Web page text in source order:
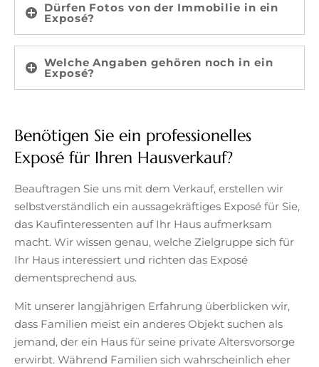
Dürfen Fotos von der Immobilie in ein
Exposé?
Welche Angaben gehören noch in ein
Exposé?
Benötigen Sie ein professionelles
Exposé für Ihren Hausverkauf?
Beauftragen Sie uns mit dem Verkauf, erstellen wir
selbstverständlich ein aussagekräftiges Exposé für Sie,
das Kaufinteressenten auf Ihr Haus aufmerksam
macht. Wir wissen genau, welche Zielgruppe sich für
Ihr Haus interessiert und richten das Exposé
dementsprechend aus.
Mit unserer langjährigen Erfahrung überblicken wir,
dass Familien meist ein anderes Objekt suchen als
jemand, der ein Haus für seine private Altersvorsorge
erwirbt. Während Familien sich wahrscheinlich eher